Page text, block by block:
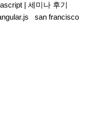
| 세미나 후기
san francisco